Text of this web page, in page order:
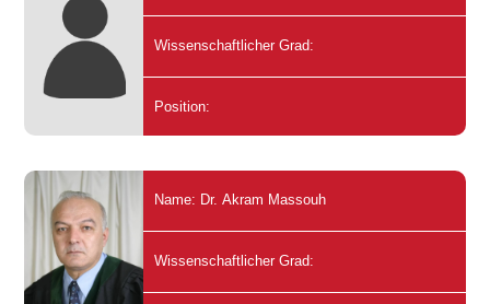
Wissenschaftlicher Grad:
Position:
Name: Dr. Akram Massouh
Wissenschaftlicher Grad: